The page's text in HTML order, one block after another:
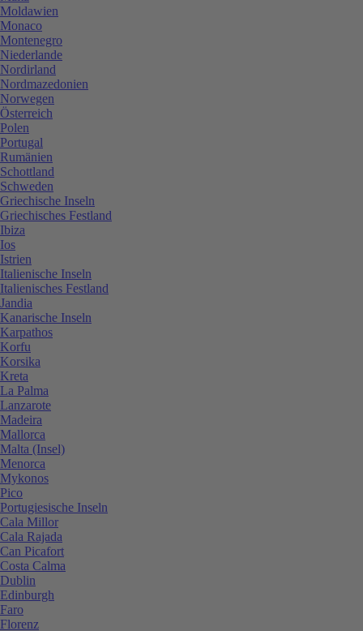
Moldawien
Monaco
Montenegro
Niederlande
Nordirland
Nordmazedonien
Norwegen
Österreich
Polen
Portugal
Rumänien
Schottland
Schweden
Griechische Inseln
Griechisches Festland
Ibiza
Ios
Istrien
Italienische Inseln
Italienisches Festland
Jandia
Kanarische Inseln
Karpathos
Korfu
Korsika
Kreta
La Palma
Lanzarote
Madeira
Mallorca
Malta (Insel)
Menorca
Mykonos
Pico
Portugiesische Inseln
Cala Millor
Cala Rajada
Can Picafort
Costa Calma
Dublin
Edinburgh
Faro
Florenz